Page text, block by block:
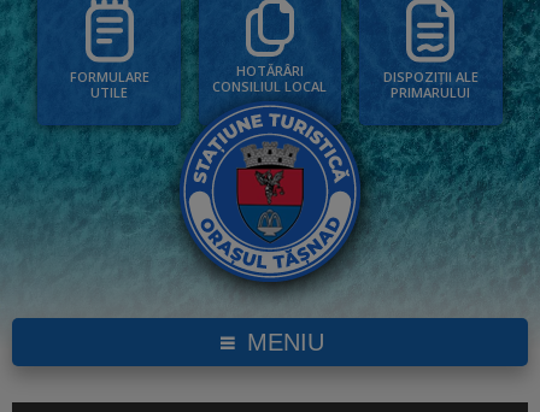
FORMULARE
UTILE
HOTĂRÂRI
CONSILIUL LOCAL
DISPOZIȚII ALE
PRIMARULUI
MENIU